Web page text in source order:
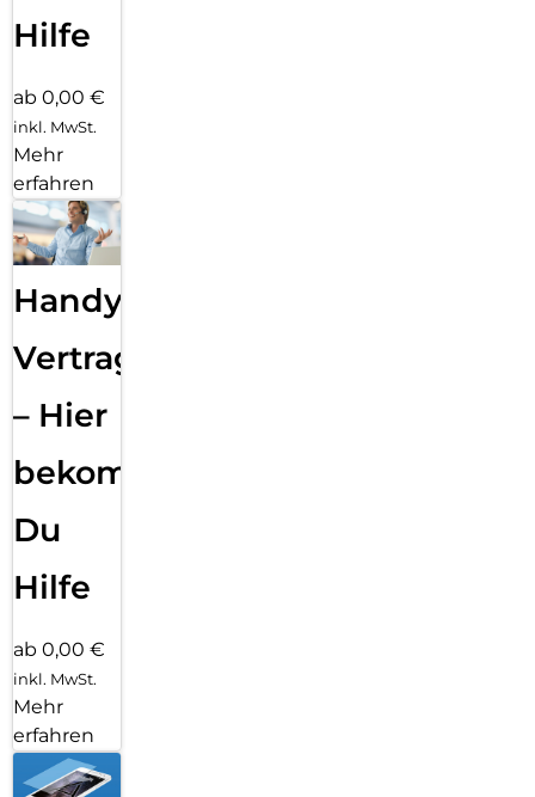
Hilfe
ab 0,00 €
inkl. MwSt.
Mehr
erfahren
Handy
Vertragsabwicklung
– Hier
bekommst
Du
Hilfe
ab 0,00 €
inkl. MwSt.
Mehr
erfahren